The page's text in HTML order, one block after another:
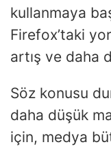
kullanmaya
Firefox’taki
artış ve daha
Söz konusu
daha düşük
için, medya